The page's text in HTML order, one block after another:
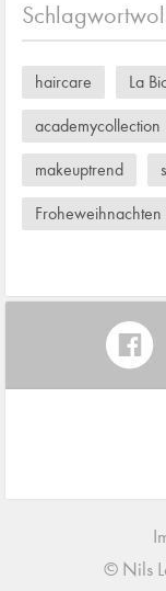
haircare La
academycollection
makeuptrend
Froheweihnachten
© Nils